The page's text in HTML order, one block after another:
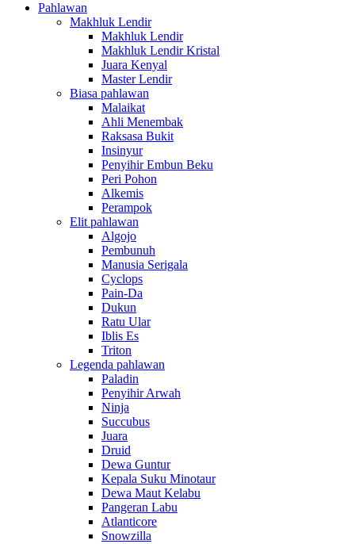
Pahlawan
Makhluk Lendir
Makhluk Lendir
Makhluk Lendir Kristal
Juara Kenyal
Master Lendir
Biasa pahlawan
Malaikat
Ahli Menembak
Raksasa Bukit
Insinyur
Penyihir Embun Beku
Peri Pohon
Alkemis
Perampok
Elit pahlawan
Algojo
Pembunuh
Manusia Serigala
Cyclops
Pain-Da
Dukun
Ratu Ular
Iblis Es
Triton
Legenda pahlawan
Paladin
Penyihir Arwah
Ninja
Succubus
Juara
Druid
Dewa Guntur
Kepala Suku Minotaur
Dewa Maut Kelabu
Pangeran Labu
Atlanticore
Snowzilla